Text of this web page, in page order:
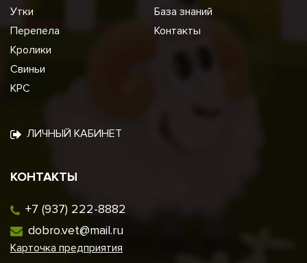
Утки
Перепела
Кролики
Свиньи
КРС
База знаний
Контакты
ЛИЧНЫЙ КАБИНЕТ
КОНТАКТЫ
+7 (937) 222-8882
dobro.vet@mail.ru
Карточка предприятия